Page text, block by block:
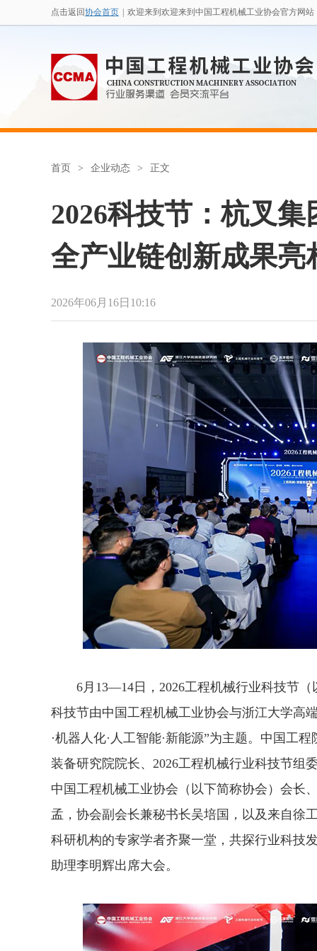
点击返回协会首页 欢迎来到欢迎来到中国工程机械工业协会官方网站
首页 > 企业动态 > 正文
2026科技节：杭叉
全产业链创新成果亮
2026年06月16日10:16
6月13—14日，2026工程机械行业科技节（
科技节由中国工程机械工业协会与浙江大学高
·机器人化·人工智能·新能源”为主题。中国工
装备研究院院长、2026工程机械行业科技节组
中国工程机械工业协会（以下简称协会）会长
孟，协会副会长兼秘书长吴培国，以及来自徐
科研机构的专家学者齐聚一堂，共探行业科技
助理李明辉出席大会。